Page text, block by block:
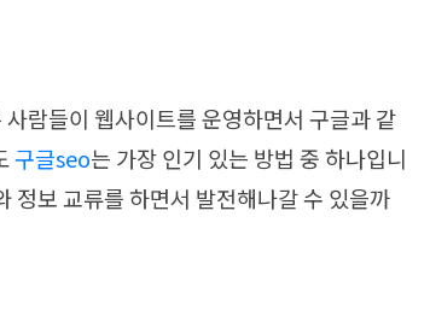
람들이 웹사이트를 운영하면서 구글과 같
구글seo는 가장 인기 있는 방법 중 하나입니
정보 교류를 하면서 발전해나갈 수 있을까